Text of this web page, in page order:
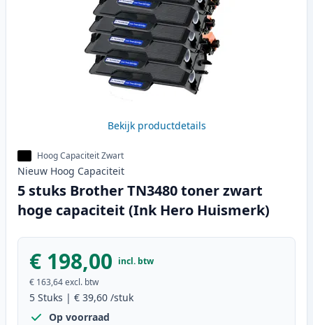
Bekijk productdetails
Hoog Capaciteit Zwart
Nieuw Hoog Capaciteit
5 stuks Brother TN3480 toner zwart
hoge capaciteit (Ink Hero Huismerk)
€ 198,00 incl. btw
€ 163,64excl. btw
5 Stuks | € 39,60 /stuk
Op voorraad